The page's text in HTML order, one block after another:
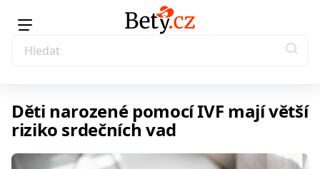
Děti narozené pomocí IVF mají větší
riziko srdečních vad